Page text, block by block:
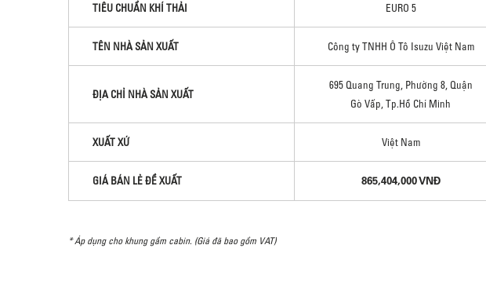
TIÊU CHUẨN KHÍ THẢI EURO 5
TÊN NHÀ SẢN XUẤT Công ty TNHH Ô Tô Isuzu Việt Nam
ĐỊA CHỈ NHÀ SẢN XUẤT
695 Quang Trung, Phường 8, Quận
Gò Vấp, Tp.Hồ Chí Minh
XUẤT XỨ Việt Nam
GIÁ BÁN LẺ ĐỀ XUẤT 865,404,000 VNĐ
* Áp dụng cho khung gầm cabin. (Giá đã bao gồm VAT)